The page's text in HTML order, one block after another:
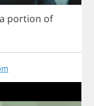
a portion of